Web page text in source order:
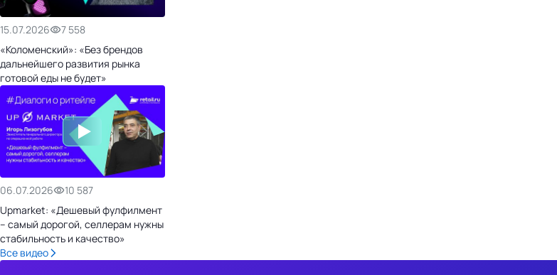
15.07.2026
7 558
«Коломенский»: «Без брендов
дальнейшего развития рынка
готовой еды не будет»
06.07.2026
10 587
Upmarket: «Дешевый фулфилмент
– самый дорогой, селлерам нужны
стабильность и качество»
Все видео